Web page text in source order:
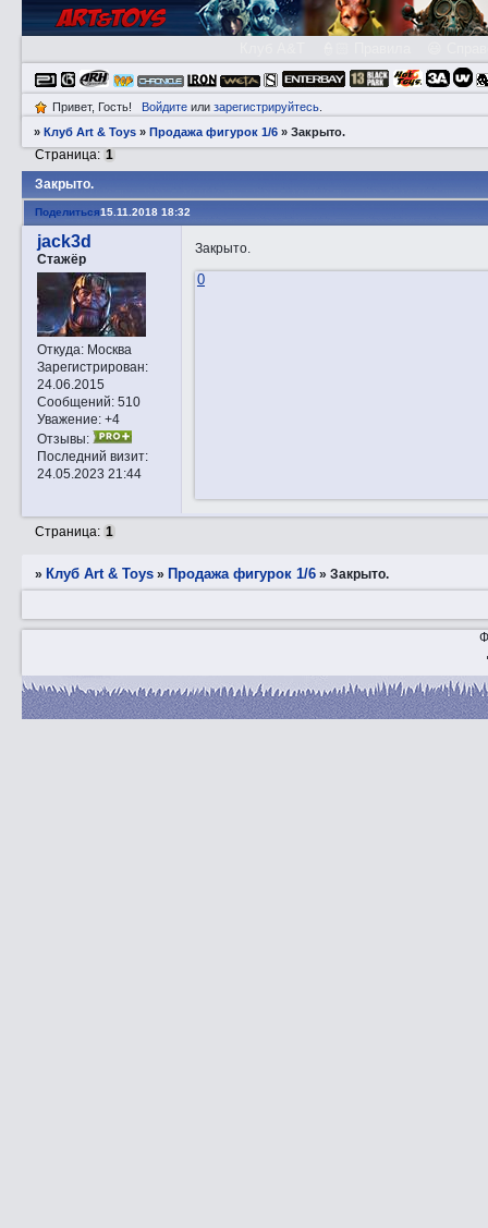
Привет, Гость! Войдитеили зарегистрируйтесь.
»Клуб Art & Toys »Продажа фигурок 1/6 »Закрытo.
Закрытo.
Страница: 1
Поделиться15.11.2018 18:32
jack3d
Стажёр
Откуда:Москва
Зарегистрирован:
24.06.2015
Сообщений:510
Уважение: +4
Отзывы:
Последний визит:
24.05.2023 21:44
Закрытo.
0
Страница: 1
» Клуб Art & Toys » Продажа фигурок 1/6 »Закрытo.